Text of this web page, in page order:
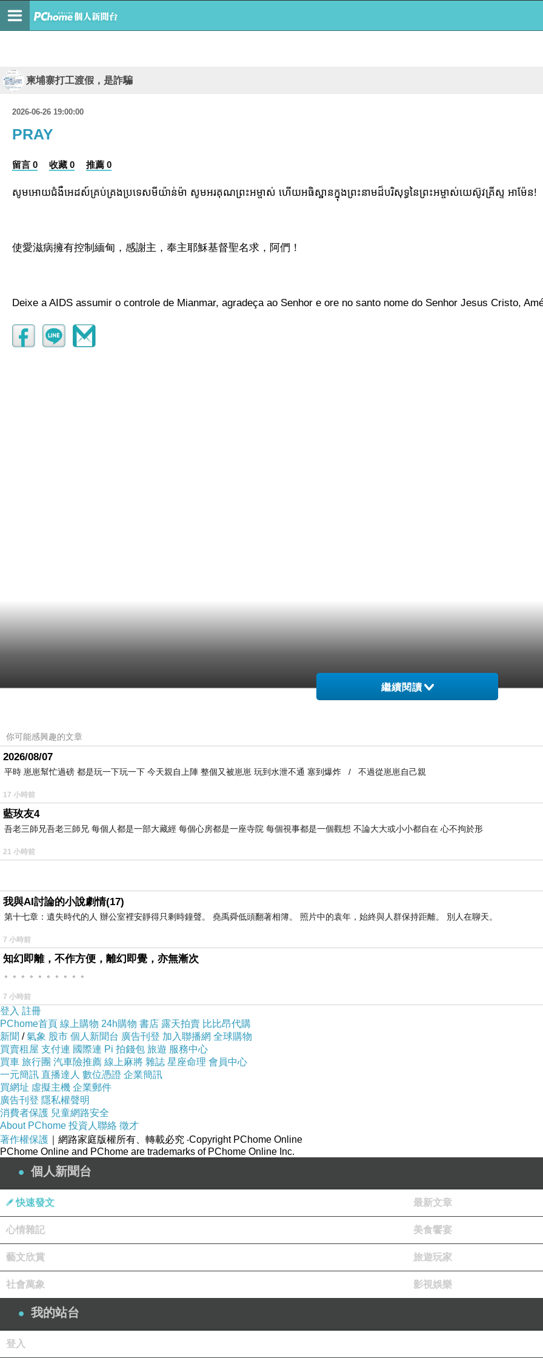
柬埔寨打工渡假，是詐騙
2026-06-26 19:00:00
PRAY
留言 0 收藏 0 推薦 0
សូមអោយជំងឺអេដស៍គ្រប់គ្រងប្រទេសមីយ៉ាន់ម៉ា សូមអរគុណព្រះអម្ចាស់ ហើយអធិស្ឋានក្នុងព្រះនាមដ៏បរិសុទ្ធនៃព្រះអម្ចាស់យេស៊ូវគ្រីស្ទ អាម៉ែន!
使愛滋病擁有控制緬甸，感謝主，奉主耶穌基督聖名求，阿們！
Deixe a AIDS assumir o controle de Mianmar, agradeça ao Senhor e ore no santo nome do Senhor Jesus Cristo,
繼續閱讀
你可能感興趣的文章
2026/08/07
平時 崽崽幫忙過磅 都是玩一下玩一下 今天親自上陣 整個又被崽崽 玩到水泄不通 塞到爆炸 / 不過從崽崽自己親
17 小時前
藍玫友4
吾老三師兄吾老三師兄 每個人都是一部大藏經 每個心房都是一座寺院 每個視事都是一個觀想 不論大大或小小都自在 心不拘於形
21 小時前
我與AI討論的小說劇情(17)
第十七章：遺失時代的人 辦公室裡安靜得只剩時鐘聲。 堯禹舜低頭翻著相簿。 照片中的袁年，始終與人群保持距離。 別人在聊天。
7 小時前
知幻即離，不作方便，離幻即覺，亦無漸次
。。。。。。。。。。
7 小時前
登入 註冊
PChome首頁 線上購物 24h購物 書店 露天拍賣 比比昂代購
新聞 /氣象 股市 個人新聞台 廣告刊登 加入聯播網 全球購物
買賣租屋 支付連 國際連 Pi 拍錢包 旅遊 服務中心
買車 旅行團 汽車險推薦 線上麻將 雜誌 星座命理 會員中心
一元簡訊 直播達人 數位憑證 企業簡訊
買網址 虛擬主機 企業郵件
廣告刊登 隱私權聲明
消費者保護 兒童網路安全
About PChome 投資人聯絡 徵才
著作權保護 ｜網路家庭版權所有、轉載必究 ‧Copyright PChome Online
PChome Online and PChome are trademarks of PChome Online Inc.
個人新聞台
快速發文 最新文章
心情雜記 美食饗宴
藝文欣賞 旅遊玩家
社會萬象 影視娛樂
我的站台
登入